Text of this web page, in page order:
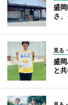
盛
さ
見る
盛
と